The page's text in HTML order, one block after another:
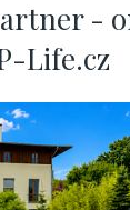
-
Life.cz